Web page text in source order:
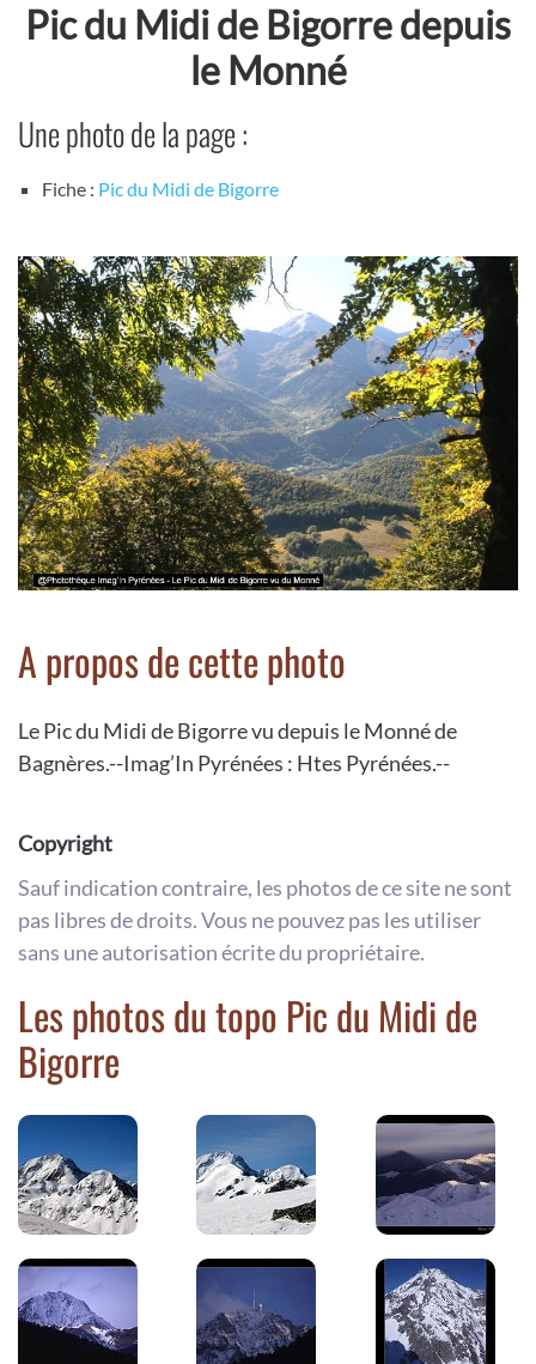
Pic du Midi de Bigorre depuis
le Monné
Une photo de la page :
Fiche : Pic du Midi de Bigorre
A propos de cette photo
Le Pic du Midi de Bigorre vu depuis le Monné de
Bagnères.--Imag’In Pyrénées : Htes Pyrénées.--
Copyright
Sauf indication contraire, les photos de ce site ne sont
pas libres de droits. Vous ne pouvez pas les utiliser
sans une autorisation écrite du propriétaire.
Les photos du topo Pic du Midi de
Bigorre